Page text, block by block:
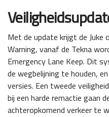
Met de update krijgt de Juke
Warning, vanaf de Tekna
Emergency Lane Keep. Dit
de wegbelijning te houden,
versies. Een tweede
bij een harde remactie gaan
achteropkomend verkeer te